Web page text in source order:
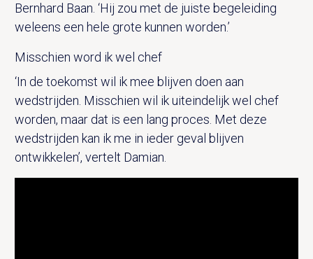
Bernhard Baan. ‘Hij zou met de juiste begeleiding
weleens een hele grote kunnen worden.’
Misschien word ik wel chef
‘In de toekomst wil ik mee blijven doen aan
wedstrijden. Misschien wil ik uiteindelijk wel chef
worden, maar dat is een lang proces. Met deze
wedstrijden kan ik me in ieder geval blijven
ontwikkelen’, vertelt Damian.